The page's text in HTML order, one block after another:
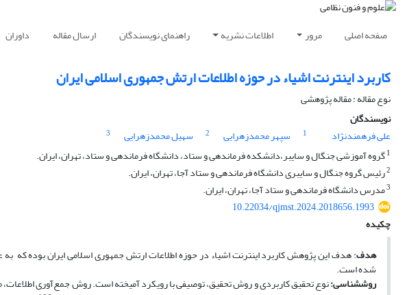
صفحه اصلی مرور اطلاعات نشریه راهنمای نویسندگان ارسال مقاله داوران
کاربرد اینترنت اشیاء در حوزه اطلاعات ارتش جمهوری اسلامی ایران
نوع مقاله : مقاله پژوهشی
نویسندگان
علی فرهمندنژاد
1 سپهر محمدزهرایی 2 سهیل محمدزهرایی
3
1گروه آموزشی جنگال و سایبر،دانشکده فرماندهی و ستاد، دانشگاه فرماندهی و ستاد، تهران، ایران.
2رئیس گروه جنگال و سایبری دانشگاه فرماندهی و ستاد آجا، تهران، ایران.
3مدرس دانشگاه فرماندهی و ستاد آجا، تهران، ایران.
10.22034/qjmst.2024.2018656.1993
چکیده
هدف: هدف این پژوهش کاربرد اینترنت اشیاء در حوزه اطلاعات ارتش جمهوری اسلامی ایران بوده که
شده است.
روش‏شناسی:نوع تحقیق کاربردی و روش تحقیق، توصیفی با رویکرد آمیخته است. روش جمع‌آوری اطلاعات،